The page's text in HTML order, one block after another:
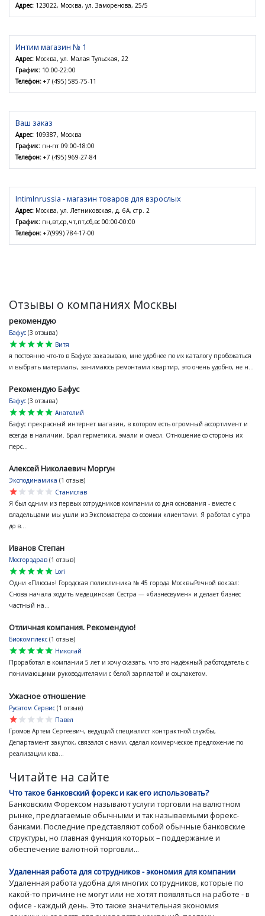
Адрес: 123022, Москва, ул. Заморенова, 25/5
Интим магазин № 1
Адрес: Москва, ул. Малая Тульская, 22
График: 10:00-22:00
Телефон: +7 (495) 585-75-11
Ваш заказ
Адрес: 109387, Москва
График: пн-пт 09:00-18:00
Телефон: +7 (495) 969-27-84
IntimInrussia - магазин товаров для взрослых
Адрес: Москва, ул. Летниковская, д. 6А, стр. 2
График: пн,вт,ср,чт,пт,сб,вс 00:00-00:00
Телефон: +7(999) 784-17-00
Отзывы о компаниях Москвы
рекомендую
Бафус (3 отзыва)
star
star
star
star
star
Витя
я постоянно что-то в Бафусе заказываю, мне удобнее по их каталогу пробежаться
и выбрать материалы, занимаюсь ремонтами квартир, это очень удобно, не н...
Рекомендую Бафус
Бафус (3 отзыва)
star
star
star
star
star
Анатолий
Бафус прекрасный интернет магазин, в котором есть огромный ассортимент и
всегда в наличии. Брал герметики, эмали и смеси. Отношение со стороны их
перс...
Алексей Николаевич Моргун
Эксподинамика (1 отзыв)
star
star
star
star
star
Станислав
Я был одним из первых сотрудников компании со дня основания - вместе с
владельцами мы ушли из Экспомастера со своими клиентами. Я работал с утра
до в...
Иванов Степан
Мосгорздрав (1 отзыв)
star
star
star
star
star
Lori
Одни «Плюсы»! Городская поликлиника № 45 города МосквыРечной вокзал:
Снова начала ходить медецинская Сестра — «бизнесвумен» и делает бизнес
частный на...
Отличная компания. Рекомендую!
Биокомплекс (1 отзыв)
star
star
star
star
star
Николай
Проработал в компании 5 лет и хочу сказать, что это надёжный работодатель с
понимающими руководителями с белой зарплатой и соцпакетом.
Ужасное отношение
Русатом Сервис (1 отзыв)
star
star
star
star
star
Павел
Громов Артем Сергеевич, ведущий специалист контрактной службы,
Департамент закупок, связался с нами, сделал коммерческое предложение по
реализации ква...
Читайте на сайте
Что такое банковский форекс и как его использовать?
Банковским Форексом называют услуги торговли на валютном
рынке, предлагаемые обычными и так называемыми форекс-
банками. Последние представляют собой обычные банковские
структуры, но главная функция которых – поддержание и
обеспечение валютной торговли...
Удаленная работа для сотрудников - экономия для компании
Удаленная работа удобна для многих сотрудников, которые по
какой-то причине не могут или не хотят появляться на работе - в
офисе - каждый день. Это также значительная экономия